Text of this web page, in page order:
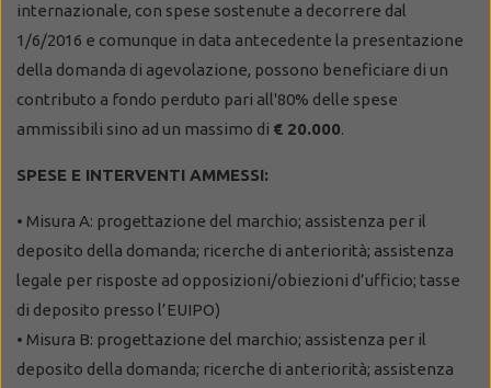
internazionale, con spese sostenute a decorrere dal
1/6/2016 e comunque in data antecedente la presentazione
della domanda di agevolazione, possono beneficiare di un
contributo a fondo perduto pari all'80% delle spese
ammissibili sino ad un massimo di € 20.000.
SPESE E INTERVENTI AMMESSI:
• Misura A: progettazione del marchio; assistenza per il
deposito della domanda; ricerche di anteriorità; assistenza
legale per risposte ad opposizioni/obiezioni d’ufficio; tasse
di deposito presso l’EUIPO)
• Misura B: progettazione del marchio; assistenza per il
deposito della domanda; ricerche di anteriorità; assistenza